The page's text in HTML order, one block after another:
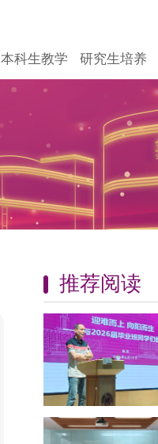
本科生教学 研究生培养
推荐阅读